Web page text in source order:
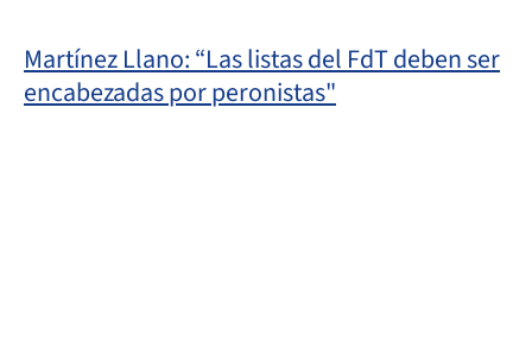
Martínez Llano: “Las listas del FdT deben ser
encabezadas por peronistas"